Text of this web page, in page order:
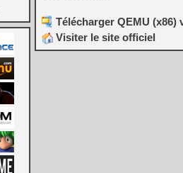
Télécharger QEMU (x86)
Visiter le site officiel